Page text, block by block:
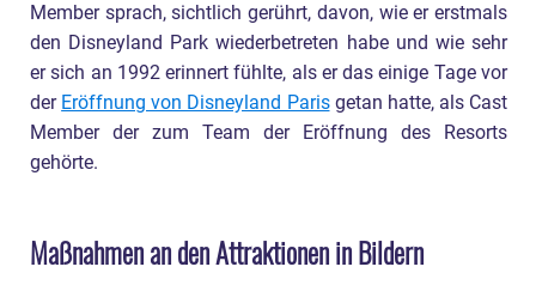
Member sprach, sichtlich gerührt, davon, wie er erstmals
den Disneyland Park wiederbetreten habe und wie sehr
er sich an 1992 erinnert fühlte, als er das einige Tage vor
der Eröffnung von Disneyland Parisgetan hatte, als Cast
Member der zum Team der Eröffnung des Resorts
gehörte.
Maßnahmen an den Attraktionen in Bildern